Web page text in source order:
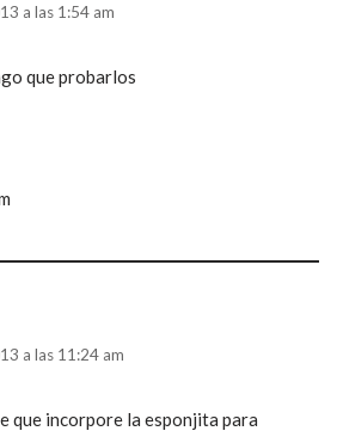
a las 1:54 am
que probarlos
a las 11:24 am
que incorpore la esponjita para